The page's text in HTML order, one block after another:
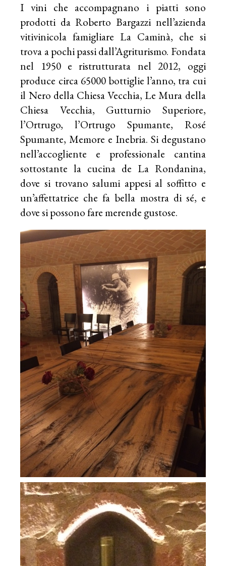
I vini che accompagnano i piatti sono
prodotti da Roberto Bargazzi nell’azienda
vitivinicola famigliare La Caminà, che si
trova a pochi passi dall’Agriturismo. Fondata
nel 1950 e ristrutturata nel 2012, oggi
produce circa 65000 bottiglie l’anno, tra cui
il Nero della Chiesa Vecchia, Le Mura della
Chiesa Vecchia, Gutturnio Superiore,
l’Ortrugo, l’Ortrugo Spumante, Rosé
Spumante, Memore e Inebria. Si degustano
nell’accogliente e professionale cantina
sottostante la cucina de La Rondanina,
dove si trovano salumi appesi al soffitto e
un’affettatrice che fa bella mostra di sé, e
dove si possono fare merende gustose.